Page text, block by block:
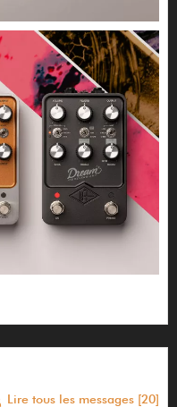
Lire tous les messages [20]